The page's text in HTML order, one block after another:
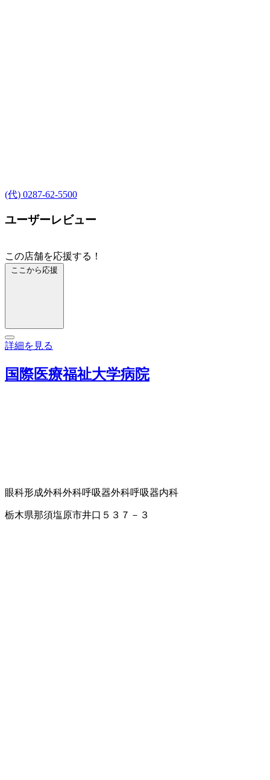
(代) 0287-62-5500
ユーザーレビュー
この店舗を応援する！
ここから応援
詳細を見る
国際医療福祉大学病院
眼科形成外科外科呼吸器外科呼吸器内科
栃木県那須塩原市井口５３７－３